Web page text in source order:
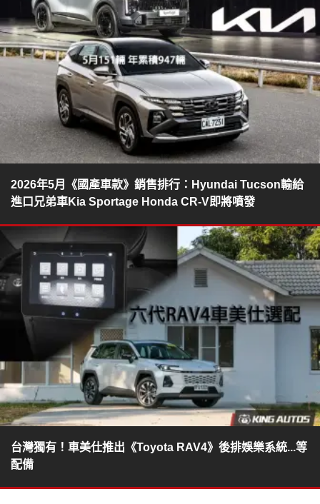
2026年5月《國產車款》銷售排行：Hyundai Tucson輸給
進口兄弟車Kia Sportage Honda CR-V即將噴發
台灣獨有！車美仕推出《Toyota RAV4》後排娛樂系統...等
配備